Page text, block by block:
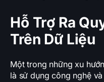
Hỗ Trợ Ra
Trên Dữ Liệu
Một trong những xu
là sử dụng công nghệ